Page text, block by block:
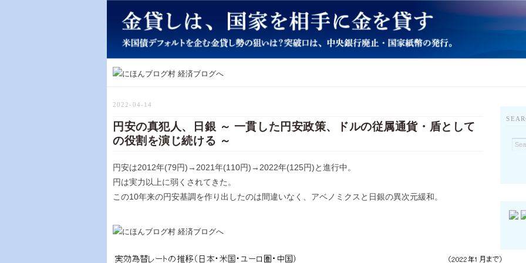
2022-04-14
円安の真犯人、日銀 ～ 一貫した円安政策、ドルの従属通貨・盾として
の役割を演じ続ける ～
円安は2012年(79円)→2021年(110円)→2022年(125円)と進行中。
円は実力以上に弱くされてきた。
この10年来の円安基調を作り出したのは間違いなく、アベノミクスと日銀の異次元緩和。